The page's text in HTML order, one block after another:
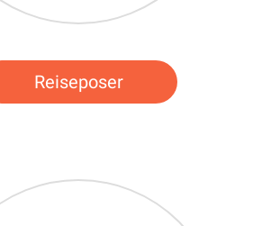
Reiseposer